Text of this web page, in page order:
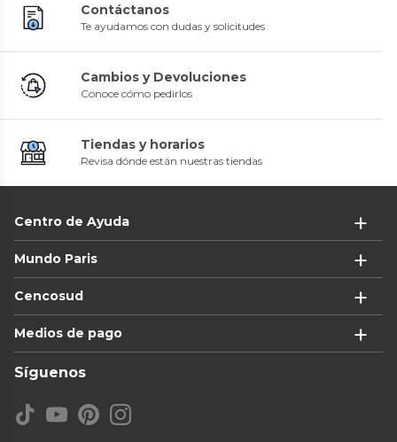
Contáctanos
Te ayudamos con dudas y solicitudes
Cambios y Devoluciones
Conoce cómo pedirlos
Tiendas y horarios
Revisa dónde están nuestras tiendas
Centro de Ayuda
Mundo Paris
Cencosud
Medios de pago
Síguenos